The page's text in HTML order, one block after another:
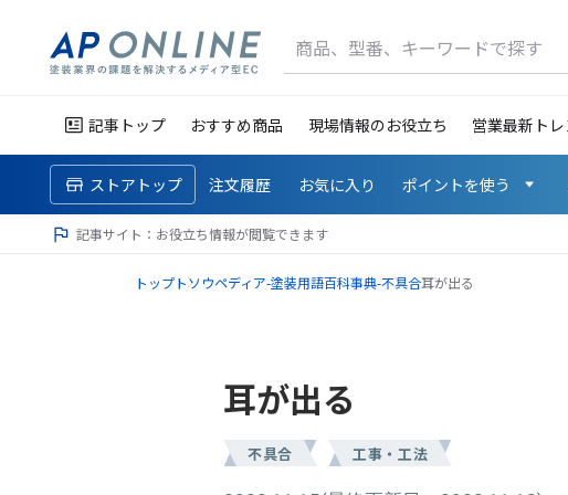
商品、型番、キーワードで探す
記事トップ おすすめ商品 現場情報のお役立ち 営業最新ト
ストアトップ 注文履歴 お気に入り ポイントを使う
記事サイト：お役立ち情報が閲覧できます
トップトソウペディア-塗装用語百科事典-不具合耳が出る
耳が出る
不具合 工事・工法